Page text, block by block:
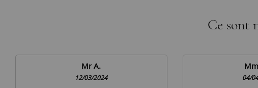
Ce sont
Mr A.
12/03/2024 04/